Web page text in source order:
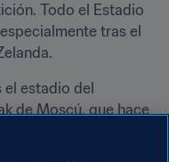
Todo el Estadio
tras el
estadio del
de Moscú, que hace
público local sigue